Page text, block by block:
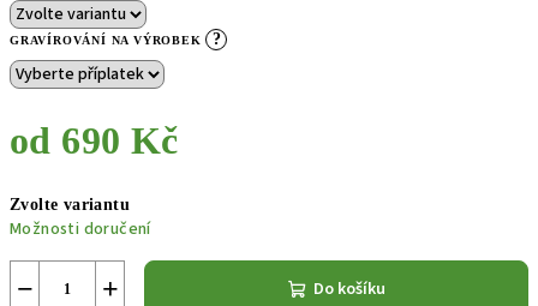
GRAVÍROVÁNÍ NA VÝROBEK ?
od 690 Kč
cena:
Zvolte variantu
Možnosti doručení
+
− Do košíku